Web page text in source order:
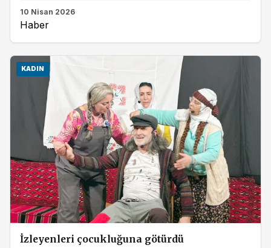
10 Nisan 2026
Haber
KADIN
İzleyenleri çocukluğuna götürdü